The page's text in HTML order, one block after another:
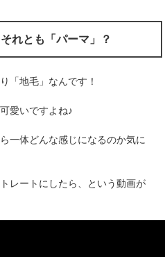
れとも「パーマ」？
「地毛」なんです！
愛いですよね♪
一体どんな感じになるのか気に
レートにしたら、という動画が